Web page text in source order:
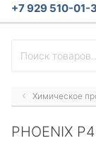
+7 929 510-01-
Химическое
PHOENIX